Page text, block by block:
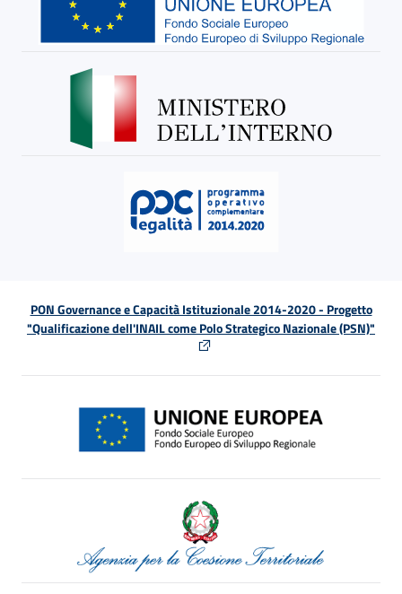
PON Governance e Capacità Istituzionale 2014-2020 - Progetto
"Qualificazione dell'INAIL come Polo Strategico Nazionale (PSN)"